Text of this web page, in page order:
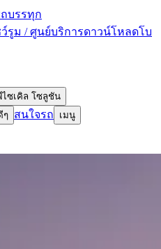
บรรทุก
รูม / ศูนย์บริการดาวน์โหลดโบ
ไซเคิล โซลูชัน
ๆ สนใจรถ เมนู